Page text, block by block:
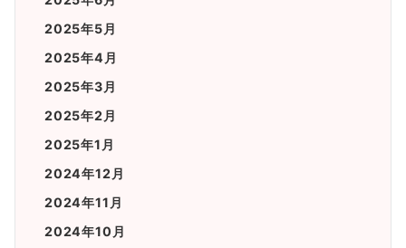
2025年5月
2025年4月
2025年3月
2025年2月
2025年1月
2024年12月
2024年11月
2024年10月